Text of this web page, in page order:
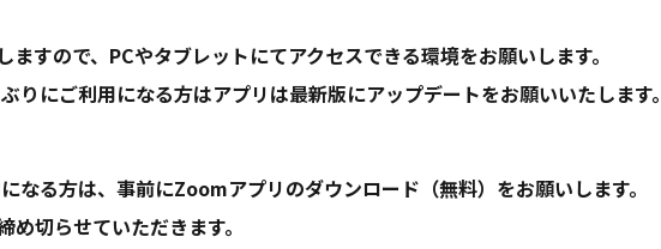
すので、PCやタブレットにてアクセスできる環境をお願いします。
りにご利用になる方はアプリは最新版にアップデートをお願いいたします。
る方は、事前にZoomアプリのダウンロード（無料）をお願いします。
切らせていただきます。